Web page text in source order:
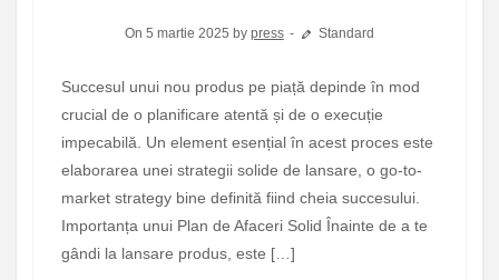
On 5 martie 2025 by press Standard
Succesul unui nou produs pe piață depinde în mod
crucial de o planificare atentă și de o execuție
impecabilă. Un element esențial în acest proces este
elaborarea unei strategii solide de lansare, o go-to-
market strategy bine definită fiind cheia succesului.
Importanța unui Plan de Afaceri Solid Înainte de a te
gândi la lansare produs, este […]